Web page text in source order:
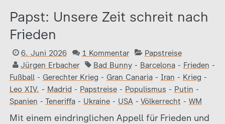
Papst: Unsere Zeit schreit nach
Frieden
6. Juni 2026 1 Kommentar
Papstreise
Jürgen Erbacher
Bad Bunny- Barcelona- Frieden -
Fußball- Gerechter Krieg - Gran Canaria- Iran - Krieg -
Leo XIV. - Madrid - Papstreise- Populismus - Putin -
Spanien - Teneriffa- Ukraine- USA- Völkerrecht - WM
Mit einem eindringlichen Appell für Frieden und